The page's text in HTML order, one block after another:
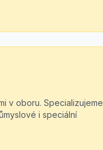
v oboru. Specializujeme
i speciální